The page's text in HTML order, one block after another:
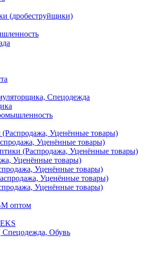
(дробеструйщики)
Спецодежда
Уценённые товары)
Уценённые товары)
(Распродажа, Уценённые товары)
Уценённые товары)
Уценённые товары)
Уценённые товары)
Уценённые товары)
оптом
Обувь